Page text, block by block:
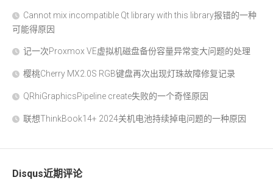
Cannot mix incompatible Qt library with this library报错的一种
可能得原因
记一次Proxmox VE虚拟机磁盘备份容量异常变大问题的处理
樱桃Cherry MX2.0S RGB键盘再次出现灯珠故障修复记录
QRhiGraphicsPipeline create失败的一个奇怪原因
联想ThinkBook14+ 2024关机电池持续掉电问题的一种原因
Disqus近期评论